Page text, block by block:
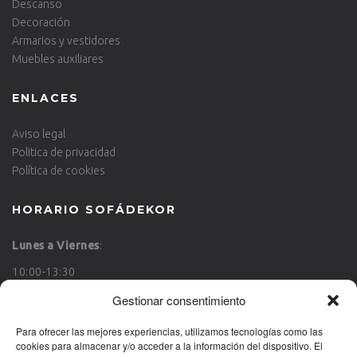
Gestionar consentimiento
Para ofrecer las mejores experiencias, utilizamos tecnologías como las
cookies para almacenar y/o acceder a la información del dispositivo. El
Descanso
Decoración
Armarios y vestidores
Muebles auxiliares
ENLACES
Aviso legal
Politica de privacidad
Política de cookies
HORARIO SOFÁDEKOR
Lunes a Viernes:
10:00-13:30
10:00-13:30